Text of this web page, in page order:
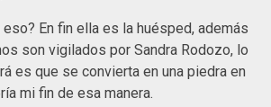
En fin ella es la huésped, además
son vigilados por Sandra Rodozo, lo
es que se convierta en una piedra en
mi fin de esa manera.